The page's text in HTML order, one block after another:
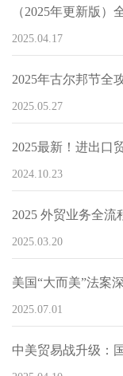
2025.04.17
2025.05.27
2024.10.23
2025.03.20
美国“大而美”法案
2025.07.01